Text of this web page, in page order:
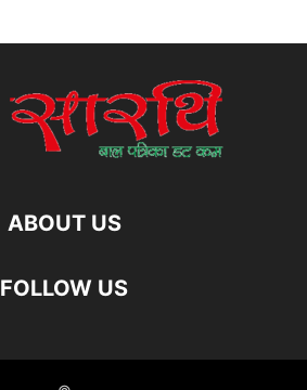
ABOUT US
FOLLOW US